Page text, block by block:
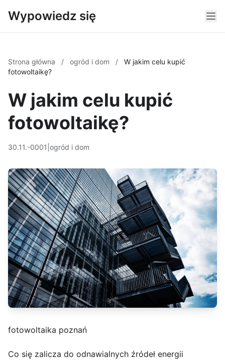
Wypowiedz się
Strona główna / ogród i dom /
W jakim celu kupić
fotowoltaikę?
W jakim celu kupić
fotowoltaikę?
30.11.-0001 ogród i dom
fotowoltaika poznań
Co się zalicza do odnawialnych źródeł energii